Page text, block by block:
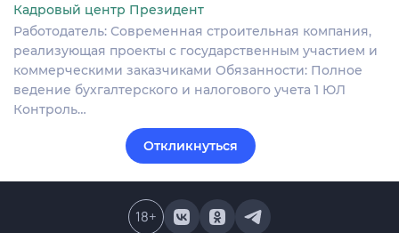
Кадровый центр Президент
Работодатель: Современная строительная компания,
реализующая проекты с государственным участием и
коммерческими заказчиками Обязанности: Полное
ведение бухгалтерского и налогового учета 1 ЮЛ
Контроль…
Откликнуться
18+